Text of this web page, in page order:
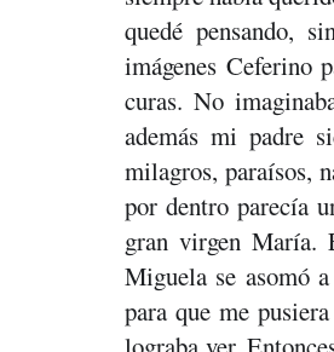
quedé pensando,
imágenes Ceferino
curas. No
además mi padre
milagros, paraísos,
por dentro parecía
gran virgen María.
Miguela se asomó
para que me